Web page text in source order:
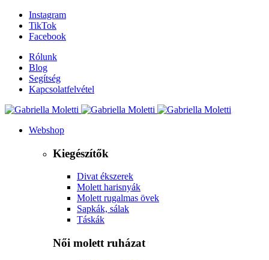
Instagram
TikTok
Facebook
Rólunk
Blog
Segítség
Kapcsolatfelvétel
Webshop
Kiegészítők
Divat ékszerek
Molett harisnyák
Molett rugalmas övek
Sapkák, sálak
Táskák
Női molett ruházat